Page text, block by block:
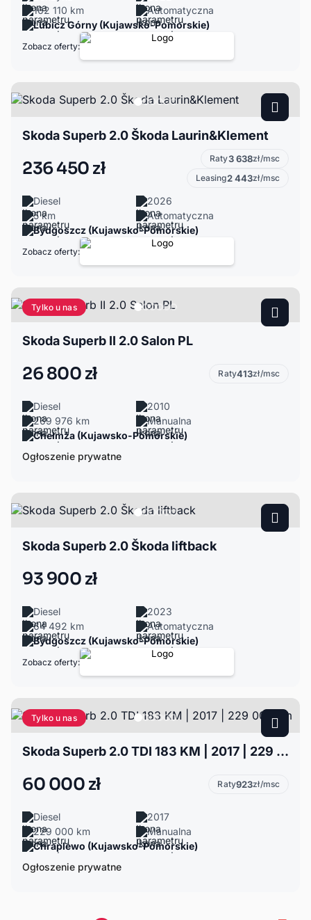
162 110 km
Automatyczna
Lubicz Górny (Kujawsko-Pomorskie)
Zobacz oferty:
Skoda Superb 2.0 Škoda Laurin&Klement
236 450 zł Raty3 638zł/msc
Leasing2 443zł/msc
Diesel
2026
5 km
Automatyczna
Bydgoszcz (Kujawsko-Pomorskie)
Zobacz oferty:
Tylko u nas
Skoda Superb II 2.0 Salon PL
26 800 zł Raty413zł/msc
Diesel
2010
269 976 km
Manualna
Chełmża (Kujawsko-Pomorskie)
Ogłoszenie prywatne
Skoda Superb 2.0 Škoda liftback
93 900 zł
Diesel
2023
64 492 km
Automatyczna
Bydgoszcz (Kujawsko-Pomorskie)
Zobacz oferty:
Tylko u nas
Skoda Superb 2.0 TDI 183 KM | 2017 | 229 000 km
60 000 zł Raty923zł/msc
Diesel
2017
229 000 km
Manualna
Chraplewo (Kujawsko-Pomorskie)
Ogłoszenie prywatne